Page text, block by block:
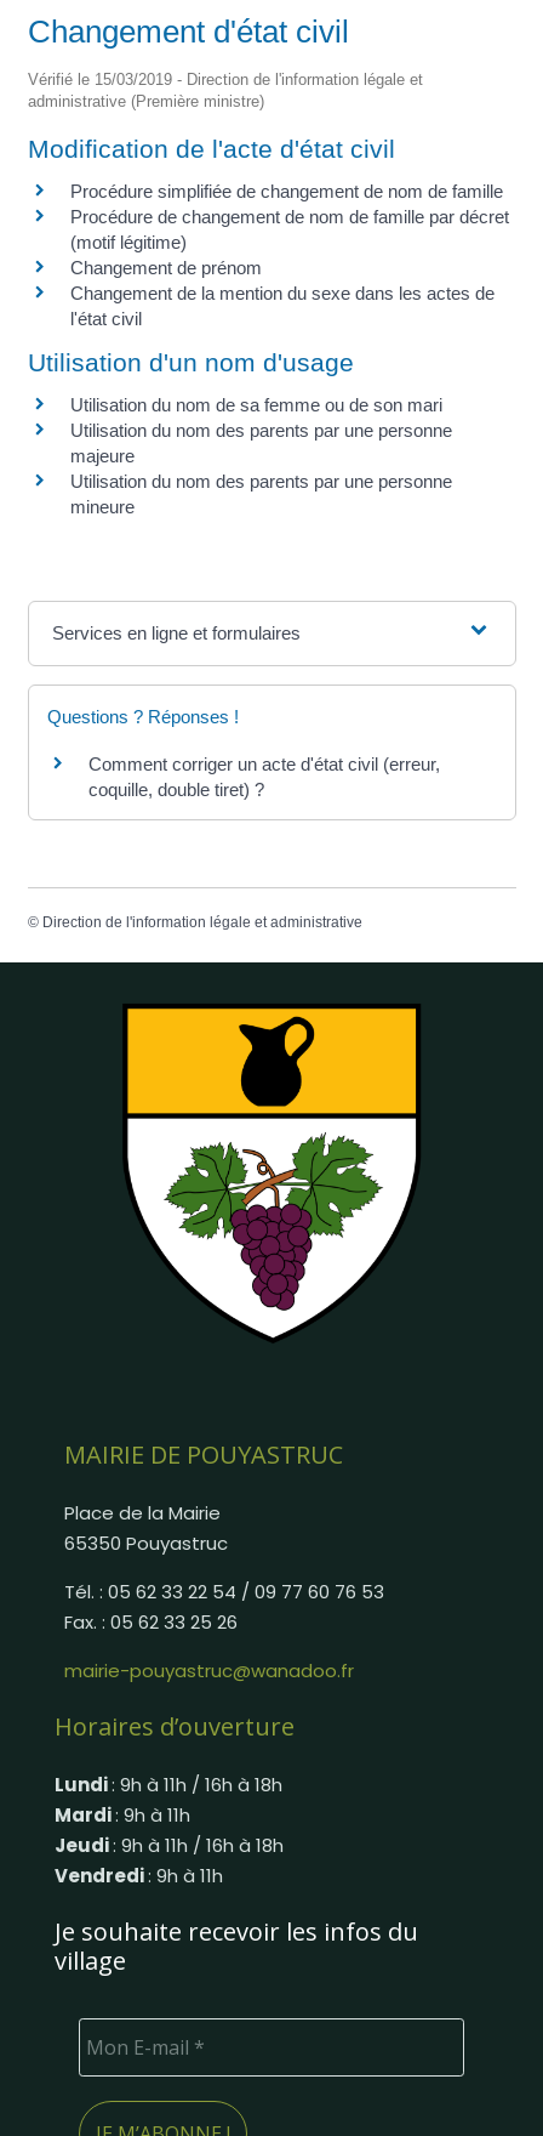
Changement d'état civil
Vérifié le 15/03/2019 - Direction de l'information légale et
administrative (Première ministre)
Modification de l'acte d'état civil
Procédure simplifiée de changement de nom de famille
Procédure de changement de nom de famille par décret
(motif légitime)
Changement de prénom
Changement de la mention du sexe dans les actes de
l'état civil
Utilisation d'un nom d'usage
Utilisation du nom de sa femme ou de son mari
Utilisation du nom des parents par une personne
majeure
Utilisation du nom des parents par une personne
mineure
Services en ligne et formulaires
Questions ? Réponses !
Comment corriger un acte d'état civil (erreur,
coquille, double tiret) ?
© Direction de l'information légale et administrative
MAIRIE DE POUYASTRUC
Place de la Mairie
65350 Pouyastruc
Tél. : 05 62 33 22 54 / 09 77 60 76 53
Fax. : 05 62 33 25 26
mairie-pouyastruc@wanadoo.fr
Horaires d’ouverture
Lundi: 9h à 11h / 16h à 18h
Mardi: 9h à 11h
Jeudi: 9h à 11h / 16h à 18h
Vendredi: 9h à 11h
Je souhaite recevoir les infos du
village